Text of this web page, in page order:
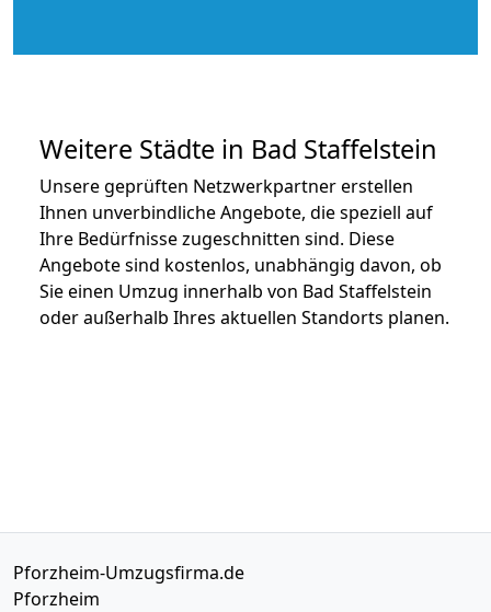
Weitere Städte in Bad Staffelstein
Unsere geprüften Netzwerkpartner erstellen
Ihnen unverbindliche Angebote, die speziell auf
Ihre Bedürfnisse zugeschnitten sind. Diese
Angebote sind kostenlos, unabhängig davon, ob
Sie einen Umzug innerhalb von Bad Staffelstein
oder außerhalb Ihres aktuellen Standorts planen.
Pforzheim-Umzugsfirma.de
Pforzheim